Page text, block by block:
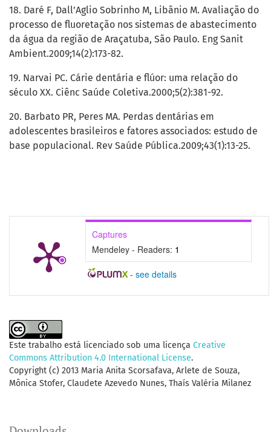
Captures
Mendeley - Readers: 1
- see details
18. Daré F, Dall’Aglio Sobrinho M, Libânio M. Avaliação do
processo de fluoretação nos sistemas de abastecimento
da água da região de Araçatuba, São Paulo. Eng Sanit
Ambient.2009;14(2):173-82.
19. Narvai PC. Cárie dentária e flúor: uma relação do
século XX. Ciênc Saúde Coletiva.2000;5(2):381-92.
20. Barbato PR, Peres MA. Perdas dentárias em
adolescentes brasileiros e fatores associados: estudo de
base populacional. Rev Saúde Pública.2009;43(1):13-25.
Este trabalho está licenciado sob uma licença Creative
Commons Attribution 4.0 International License.
Copyright (c) 2013 Maria Anita Scorsafava, Arlete de Souza,
Mônica Stofer, Claudete Azevedo Nunes, Thaís Valéria Milanez